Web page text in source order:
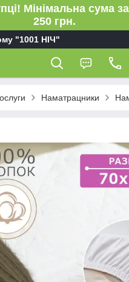
Мінімальна сума
250 грн.
"1001 НІЧ"
Наматрацники